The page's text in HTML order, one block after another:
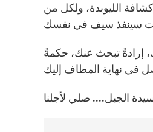
الليوبدة، ولكل من
إرادةً تبحث عنك، حكمةً